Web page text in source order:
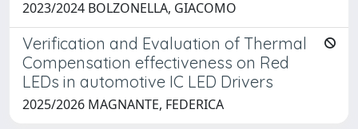
2023/2024 BOLZONELLA, GIACOMO
Verification and Evaluation of Thermal
Compensation effectiveness on Red
LEDs in automotive IC LED Drivers
2025/2026 MAGNANTE, FEDERICA